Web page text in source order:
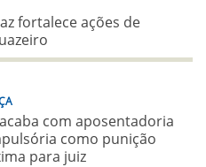
fortalece ações de
acaba com aposentadoria
como punição
para juiz